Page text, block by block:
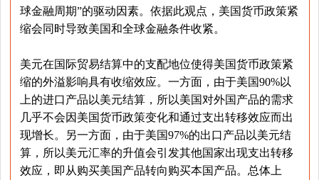
球金融周期”的驱动因素。依据此观点，美国货币政策紧
缩会同时导致美国和全球金融条件收紧。
美元在国际贸易结算中的支配地位使得美国货币政策紧
缩的外溢影响具有收缩效应。一方面，由于美国90%以
上的进口产品以美元结算，所以美国对外国产品的需求
几乎不会因美国货币政策变化和通过支出转移效应而出
现增长。另一方面，由于美国97%的出口产品以美元结
算，所以美元汇率的升值会引发其他国家出现支出转移
效应，即从购买美国产品转向购买本国产品。总体上